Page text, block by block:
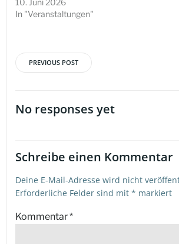
In "Veranstaltungen"
PREVIOUS POST
No responses yet
Schreibe einen Kommentar
Deine E-Mail-Adresse wird nicht
Erforderliche Felder sind mit * markiert
Kommentar*